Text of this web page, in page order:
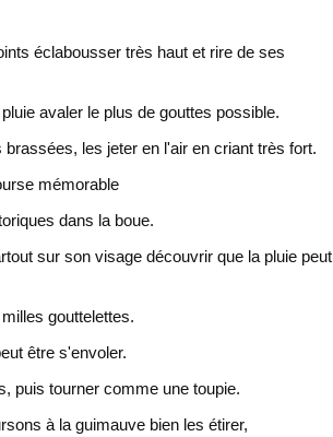
éclabousser très haut et rire de ses
avaler le plus de gouttes possible.
les jeter en l'air en criant très fort.
mémorable
dans la boue.
sur son visage découvrir que la pluie peut
gouttelettes.
être s'envoler.
puis tourner comme une toupie.
à la guimauve bien les étirer,